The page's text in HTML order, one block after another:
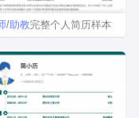
/助教完整个人简历样本